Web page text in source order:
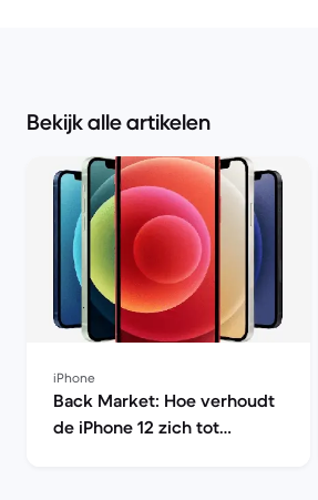
Bekijk alle artikelen
iPhone
Back Market: Hoe verhoudt
de iPhone 12 zich tot